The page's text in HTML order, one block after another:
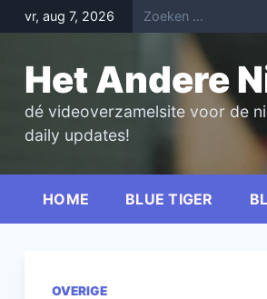
Skip
to
vr, aug 7, 2026
Het Andere
dé videoverzamelsite voor de
daily updates!
HOME BLUE TIGER
OVERIGE